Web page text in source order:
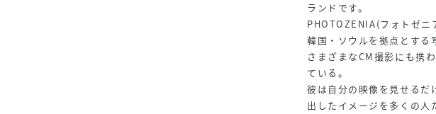
ランドです。
PHOTOZENIA(フォトゼニ
韓国・ソウルを拠点とする
さまざまなCM撮影にも携
ている。
彼は自分の映像を見せるだ
出したイメージを多くの人